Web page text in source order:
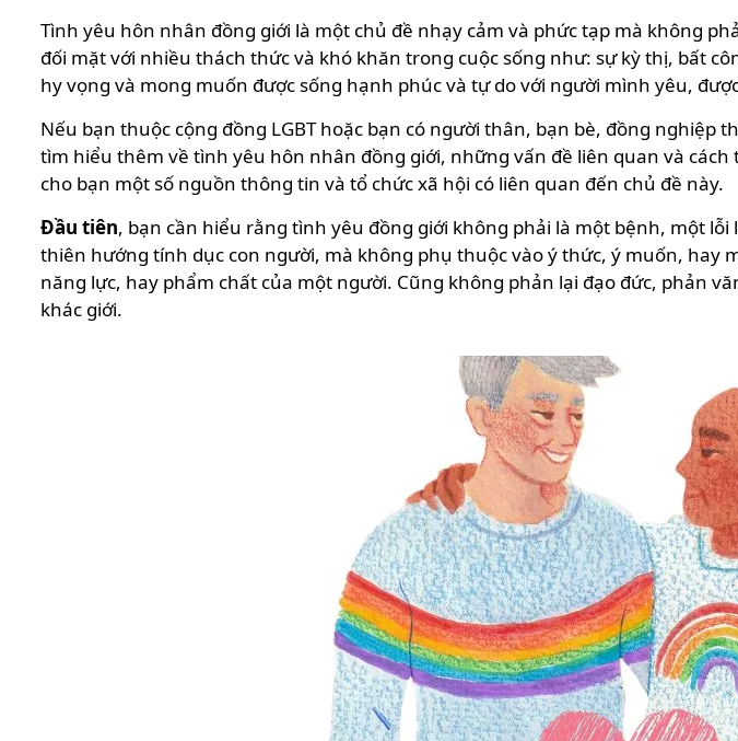
Tình yêu hôn nhân đồng giới là một chủ đề nhạy cảm và phức tạp mà không
đối mặt với nhiều thách thức và khó khăn trong cuộc sống như: sự kỳ thị, bất
hy vọng và mong muốn được sống hạnh phúc và tự do với người mình yêu,
Nếu bạn thuộc cộng đồng LGBT hoặc bạn có người thân, bạn bè, đồng nghiệp
tìm hiểu thêm về tình yêu hôn nhân đồng giới, những vấn đề liên quan và
cho bạn một số nguồn thông tin và tổ chức xã hội có liên quan đến chủ đề này.
Đầu tiên, bạn cần hiểu rằng tình yêu đồng giới không phải là một bệnh, một
thiên hướng tính dục con người, mà không phụ thuộc vào ý thức, ý muốn, hay
năng lực, hay phẩm chất của một người. Cũng không phản lại đạo đức, phản
khác giới.